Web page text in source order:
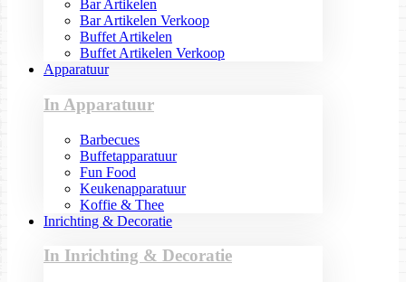
Bar Artikelen
Bar Artikelen Verkoop
Buffet Artikelen
Buffet Artikelen Verkoop
Apparatuur
In Apparatuur
Barbecues
Buffetapparatuur
Fun Food
Keukenapparatuur
Koffie & Thee
Inrichting & Decoratie
In Inrichting & Decoratie